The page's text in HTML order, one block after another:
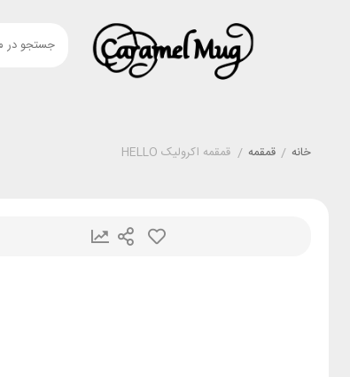
خانه / قمقمه / قمقمه اکرولیک HELLO